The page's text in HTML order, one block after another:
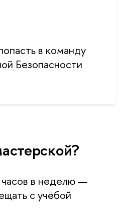
в команду
Безопасности
в неделю —
с учёбой